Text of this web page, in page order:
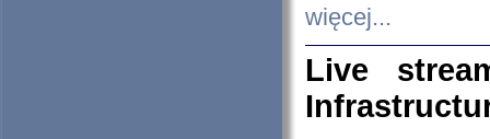
więcej...
Live